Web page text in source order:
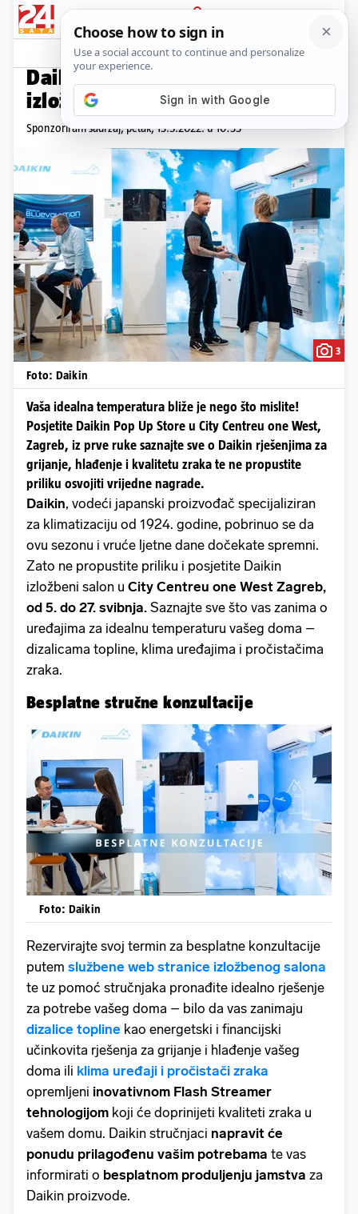
PRIJAVA
Promo sadržaj
Daikin nagradna igra u
izložbenom salonu, Zagreb
Sponzorirani sadržaj,petak, 13.5.2022. u 10:33
3
Foto: Daikin
Vaša idealna temperatura bliže je nego što mislite!
Posjetite Daikin Pop Up Store u City Centreu one West,
Zagreb, iz prve ruke saznajte sve o Daikin rješenjima za
grijanje, hlađenje i kvalitetu zraka te ne propustite
priliku osvojiti vrijedne nagrade.
Daikin, vodeći japanski proizvođač specijaliziran
za klimatizaciju od 1924. godine, pobrinuo se da
ovu sezonu i vruće ljetne dane dočekate spremni.
Zato ne propustite priliku i posjetite Daikin
izložbeni salon u City Centreu one West Zagreb,
od 5. do 27. svibnja. Saznajte sve što vas zanima o
uređajima za idealnu temperaturu vašeg doma –
dizalicama topline, klima uređajima i pročistačima
zraka.
Besplatne stručne konzultacije
Foto: Daikin
Rezervirajte svoj termin za besplatne konzultacije
putem službene web stranice izložbenog salona
te uz pomoć stručnjaka pronađite idealno rješenje
za potrebe vašeg doma – bilo da vas zanimaju
dizalice topline kao energetski i financijski
učinkovita rješenja za grijanje i hlađenje vašeg
doma ili klima uređaji i pročistači zraka
opremljeni inovativnom Flash Streamer
tehnologijom koji će doprinijeti kvaliteti zraka u
vašem domu. Daikin stručnjaci napravit će
ponudu prilagođenu vašim potrebama te vas
informirati o besplatnom produljenju jamstva za
Daikin proizvode.